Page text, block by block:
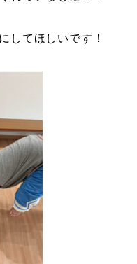
してほしいです！